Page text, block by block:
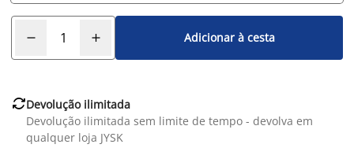
Adicionar à cesta
Devolução ilimitada
Devolução ilimitada sem limite de tempo - devolva em
qualquer loja JYSK